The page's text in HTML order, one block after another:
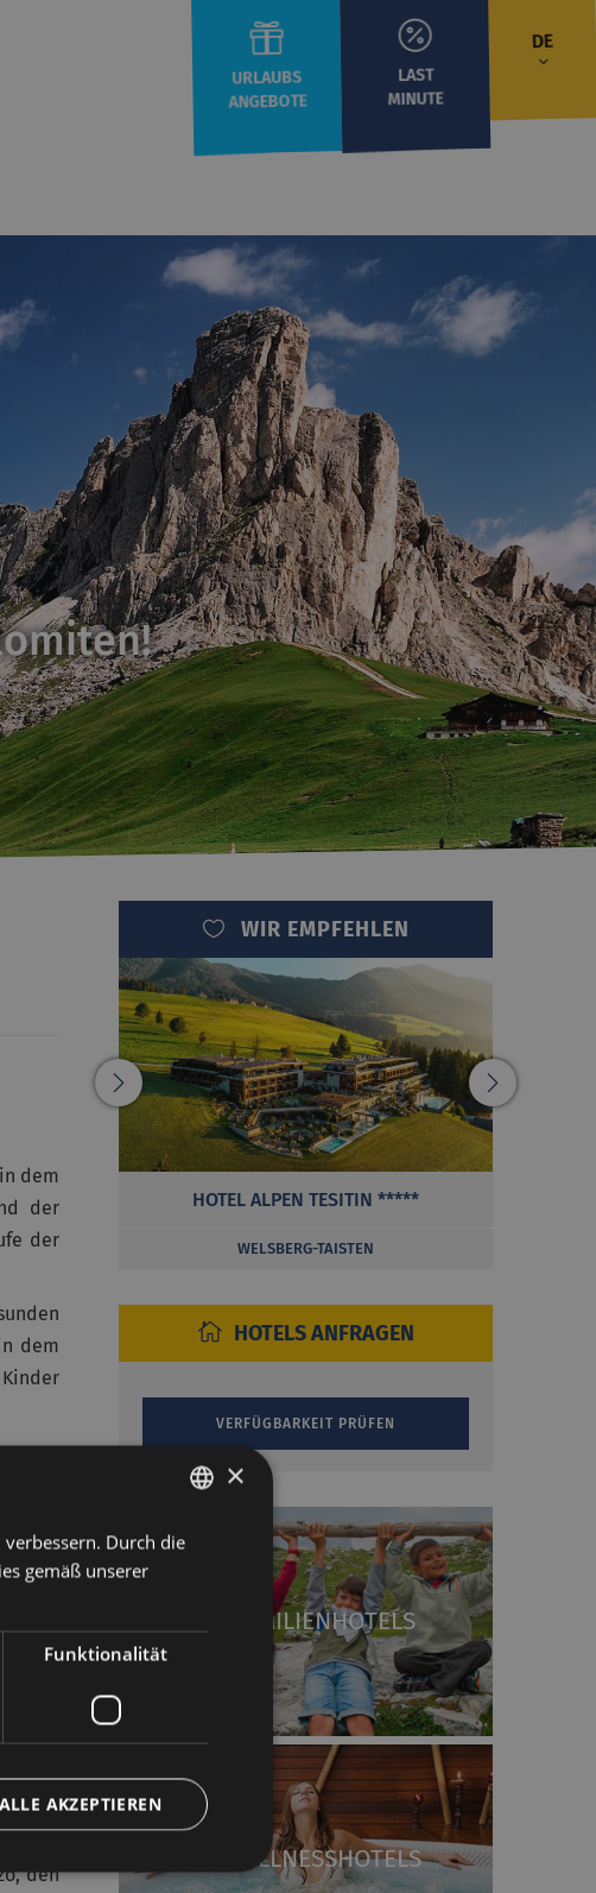
DE
URLAUBS
ANGEBOTE
LAST
MINUTE
WIR EMPFEHLEN
HOTEL ALPEN TESITIN *****
WELSBERG-TAISTEN
HOTELS ANFRAGEN
FAMILIENHOTELS
WELLNESSHOTELS
dem
der
der
dem
den
ITALIAN
×
Durch die
gemäß unserer
Funktionalität
ALLE AKZEPTIEREN